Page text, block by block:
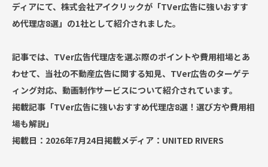
ディアにて、株式会社アイクリックが「TVer広告に強いおすす
め代理店8選」の1社として紹介されました。
記事では、TVer広告代理店を選ぶ際のポイントや費用相場とあ
わせて、当社の不動産広告に関する知見、TVer広告のターゲテ
ィング対応、動画制作サービスについて紹介されています。
掲載記事「TVer広告に強いおすすめ代理店8選！選び方や費用相
場も解説」
掲載日：2026年7月24日掲載メディア：UNITED RIVERS